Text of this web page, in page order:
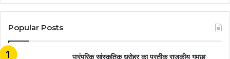
Popular Posts
​​​​​​​पारंपरिक सांस्कृतिक धरोहर का प्रतीक राजकीय गमछा